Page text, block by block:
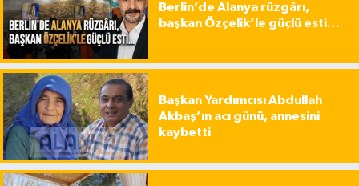
Berlin’de Alanya rüzgârı,
başkan Özçelik’le güçlü esti…
Başkan Yardımcısı Abdullah
Akbaş’ın acı günü, annesini
kaybetti